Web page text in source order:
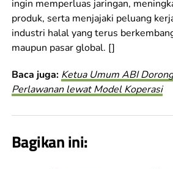
ingin memperluas jaringan,
produk, serta menjajaki peluang
industri halal yang terus
maupun pasar global. []
Baca juga: Ketua Umum ABI
Perlawanan lewat Model Koperasi
Bagikan ini: